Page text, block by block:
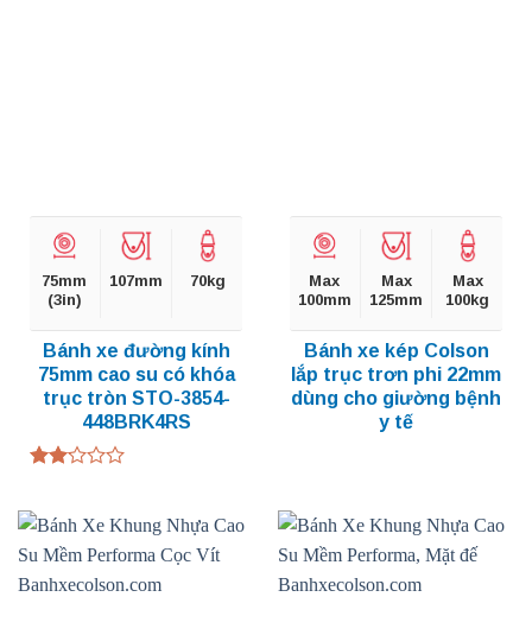
75mm
(3in)
107mm 70kg
Bánh xe đường kính
75mm cao su có khóa
trục tròn STO-3854-
448BRK4RS
hạng
5
sao
Max
100mm
Max
125mm
Max
100kg
Bánh xe kép Colson
lắp trục trơn phi 22mm
dùng cho giường bệnh
y tế